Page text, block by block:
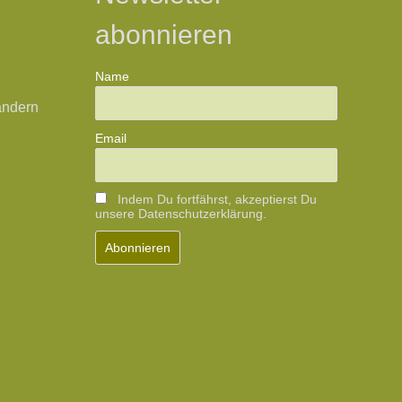
abonnieren
Name
Email
Indem Du fortfährst, akzeptierst Du
unsere Datenschutzerklärung.